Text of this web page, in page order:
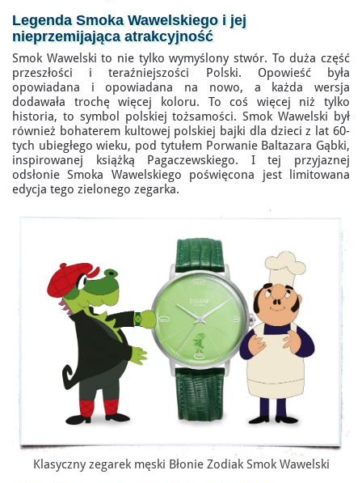
Legenda Smoka Wawelskiegoi jej
nieprzemijająca atrakcyjność
Smok Wawelski to nie tylko wymyślony stwór. To duża część
przeszłości i teraźniejszości Polski. Opowieść była
opowiadana i opowiadana na nowo, a każda wersja
dodawała trochę więcej koloru. To coś więcej niż tylko
historia, to symbol polskiej tożsamości. Smok Wawelski był
również bohaterem kultowej polskiej bajki dla dzieci z lat 60-
tych ubiegłego wieku, pod tytułem Porwanie Baltazara Gąbki,
inspirowanej książką Pagaczewskiego. I tej przyjaznej
odsłonie Smoka Wawelskiego poświęcona jest limitowana
edycja tego zielonego zegarka.
Klasyczny zegarek męski Błonie Zodiak Smok Wawelski